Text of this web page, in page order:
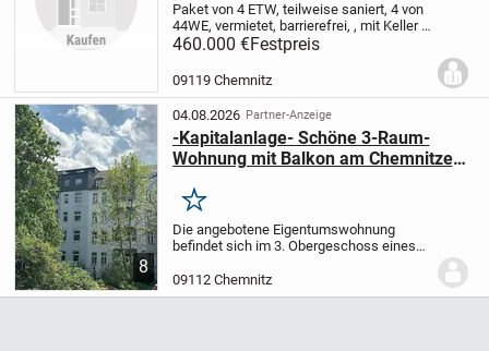
Paket von 4 ETW, teilweise saniert, 4 von
44WE, vermietet, barrierefrei, , mit Keller +
Waschküche, 1TG- Stellplatz, JNME:
22.320,- €, Rendite 4,9%, zu verkaufen.
460.000 €Festpreis
09119 Chemnitz
8
04.08.2026 Partner-Anzeige
-Kapitalanlage- Schöne 3-Raum-
Wohnung mit Balkon am Chemnitzer
Merken
Die angebotene Eigentumswohnung
befindet sich im 3. Obergeschoss eines
verfügt über eine Wohnfläche von ca. 66
m². Die gut geschnittene 3-
09112 Chemnitz